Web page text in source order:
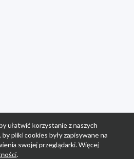
ułatwić korzystanie z naszych
pliki cookies były zapisywane na
swojej przeglądarki. Więcej
.